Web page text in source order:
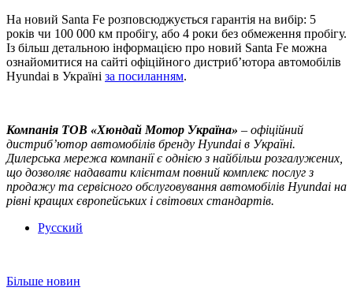
На новий Santa Fe розповсюджується гарантія на вибір: 5
років чи 100 000 км пробігу, або 4 роки без обмеження пробігу.
Із більш детальною інформацією про новий Santa Fe можна
ознайомитися на сайті офіційного дистриб’ютора автомобілів
Hyundai в Україні за посиланням.
Компанія ТOВ «Хюндай Мотор Україна» – офіційний
дистриб’ютор автомобілів бренду Hyundai в Україні.
Дилерська мережа компанії є однією з найбільш розгалужених,
що дозволяє надавати клієнтам повний комплекс послуг з
продажу та сервісного обслуговування автомобілів Hyundai на
рівні кращих європейських і світових стандартів.
Русский
Більше новин